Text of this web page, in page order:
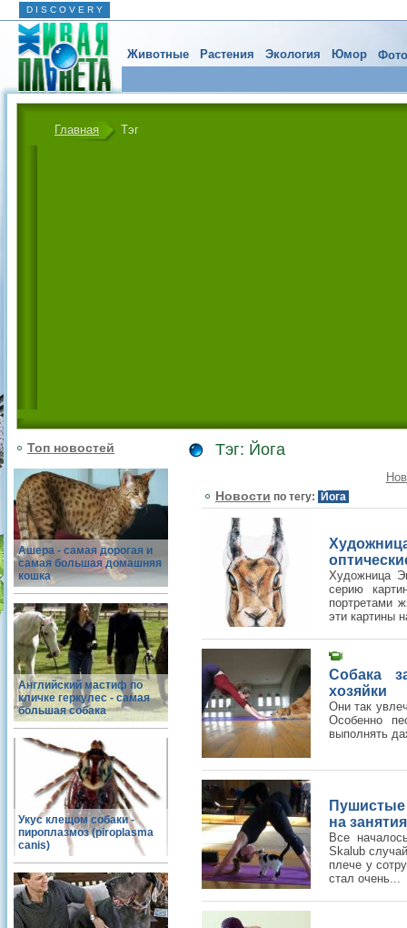
D I S C O V E R Y
Животные Растения Экология Юмор
Главная Тэг
Топ новостей
Ашера - самая дорогая и
самая большая домашняя
кошка
Английский мастиф по
кличке геркулес - самая
большая собака
Укус клещом собаки -
пироплазмоз (piroplasma
canis)
Тэг: Йога
Новости по тегу: Йога
Художница
серию
портретами
эти картины
Собака
хозяйки
Они так
Особенно
выполнять
на
Все
Skalub
плече у
стал очень...